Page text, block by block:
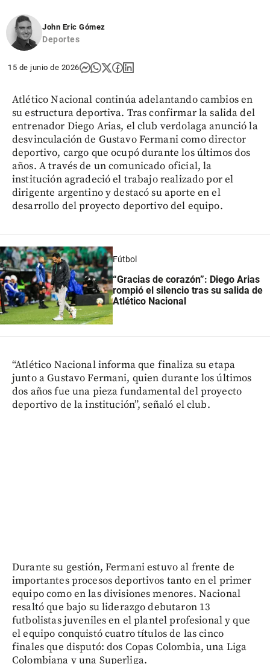
John Eric Gómez
Deportes
15 de junio de 2026
Atlético Nacional continúa adelantando cambios en
su estructura deportiva. Tras confirmar la salida del
entrenador Diego Arias, el club verdolaga anunció la
desvinculación de Gustavo Fermani como director
deportivo, cargo que ocupó durante los últimos dos
años. A través de un comunicado oficial, la
institución agradeció el trabajo realizado por el
dirigente argentino y destacó su aporte en el
desarrollo del proyecto deportivo del equipo.
Fútbol
“Gracias de corazón”: Diego Arias
rompió el silencio tras su salida de
Atlético Nacional
“Atlético Nacional informa que finaliza su etapa
junto a Gustavo Fermani, quien durante los últimos
dos años fue una pieza fundamental del proyecto
deportivo de la institución”, señaló el club.
Durante su gestión, Fermani estuvo al frente de
importantes procesos deportivos tanto en el primer
equipo como en las divisiones menores. Nacional
resaltó que bajo su liderazgo debutaron 13
futbolistas juveniles en el plantel profesional y que
el equipo conquistó cuatro títulos de las cinco
finales que disputó: dos Copas Colombia, una Liga
Colombiana y una Superliga.